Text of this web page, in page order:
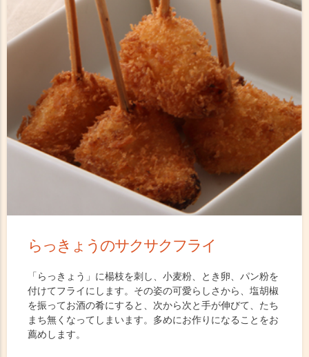
らっきょうのサクサクフライ
「らっきょう」に楊枝を刺し、小麦粉、とき卵、パン粉を
付けてフライにします。その姿の可愛らしさから、塩胡椒
を振ってお酒の肴にすると、次から次と手が伸びて、たち
まち無くなってしまいます。多めにお作りになることをお
薦めします。